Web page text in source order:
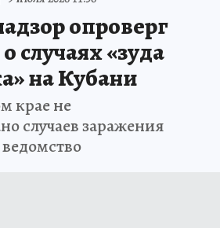
опроверг
случаях «зуда
на Кубани
крае не
случаев заражения